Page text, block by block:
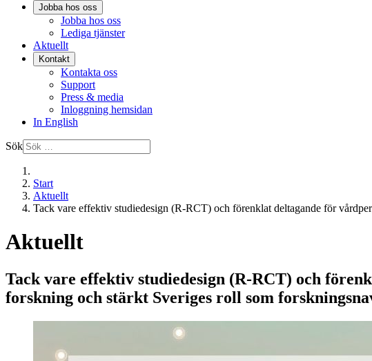
Jobba hos oss
Jobba hos oss
Lediga tjänster
Aktuellt
Kontakt
Kontakta oss
Support
Press & media
Inloggning hemsidan
In English
Sök
Start
Aktuellt
Tack vare effektiv studiedesign (R-RCT) och förenklat deltagande för
Aktuellt
Tack vare effektiv studiedesign (R-RCT) och
forskning och stärkt Sveriges roll som